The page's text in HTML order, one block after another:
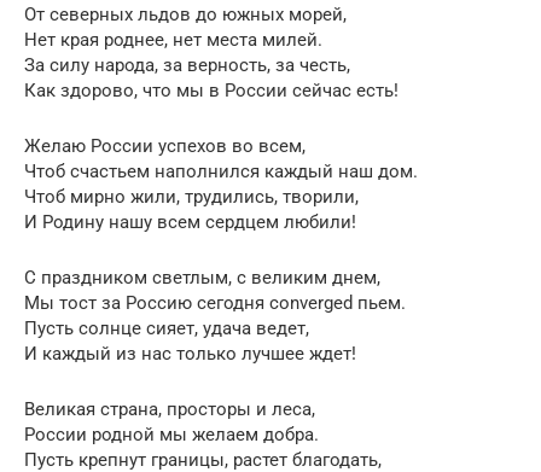
От северных льдов до южных морей,
Нет края роднее, нет места милей.
За силу народа, за верность, за честь,
Как здорово, что мы в России сейчас есть!
Желаю России успехов во всем,
Чтоб счастьем наполнился каждый наш дом.
Чтоб мирно жили, трудились, творили,
И Родину нашу всем сердцем любили!
С праздником светлым, с великим днем,
Мы тост за Россию сегодня converged пьем.
Пусть солнце сияет, удача ведет,
И каждый из нас только лучшее ждет!
Великая страна, просторы и леса,
России родной мы желаем добра.
Пусть крепнут границы, растет благодать,